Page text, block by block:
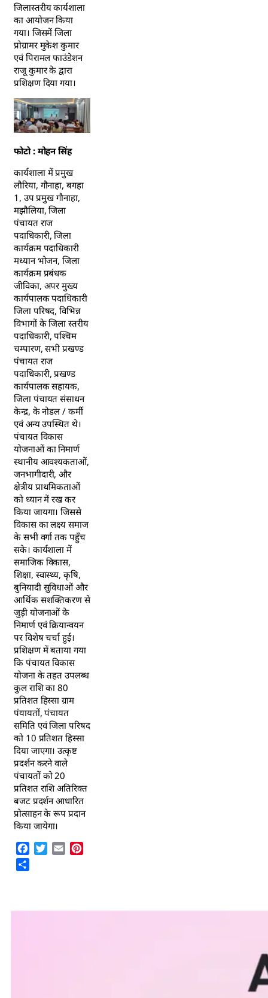
जिलास्तरीय कार्यशाला
का आयोजन किया
गया। जिसमें जिला
प्रोग्रामर मुकेश कुमार
एवं पिरामल फाउंडेशन
राजू कुमार के द्वारा
प्रशिक्षण दिया गया।
फोटो : मोहन सिंह
कार्यशाला में प्रमुख
लौरिया, गौनाहा, बगहा
1, उप प्रमुख गौनाहा,
मझौलिया, जिला
पंचायत राज
पदाधिकारी, जिला
कार्यक्रम पदाधिकारी
मध्यान भोजन, जिला
कार्यक्रम प्रबंधक
जीविका, अपर मुख्य
कार्यपालक पदाधिकारी
जिला परिषद, विभिन्न
विभागों के जिला स्तरीय
पदाधिकारी, पश्चिम
चम्पारण, सभी प्रखण्ड
पंचायत राज
पदाधिकारी, प्रखण्ड
कार्यपालक सहायक,
जिला पंचायत संसाधन
केन्द्र, के नोडल / कर्मी
एवं अन्य उपस्थित थे।
पंचायत विकास
योजनाओं का निमार्ण
स्थानीय आवश्यकताओं,
जनभागीदारी, और
क्षेत्रीय प्राथमिकताओं
को ध्यान में रख कर
किया जायगा। जिससे
विकास का लक्ष्य समाज
के सभी वर्गा तक पहुँच
सके। कार्यशाला में
समाजिक विकास,
शिक्षा, स्वास्थ्य, कृषि,
बुनियादी सुविधाओं और
आर्थिक सशक्तिकरण से
जुड़ी योजनाओं के
निमार्ण एवं क्रियान्वयन
पर विशेष चर्चा हुई।
प्रशिक्षण में बताया गया
कि पंचायत विकास
योजना के तहत उपलब्ध
कुल राशि का 80
प्रतिशत हिस्सा ग्राम
पंयायतों, पंचायत
समिति एवं जिला परिषद
को 10 प्रतिशत हिस्सा
दिया जाएगा। उत्कृष्ट
प्रदर्शन करने वाले
पंचायतों को 20
प्रतिशत राशि अतिरिक्त
बजट प्रदर्शन आधारित
प्रोत्साहन के रूप प्रदान
किया जायेगा।
Facebook
Twitter
Email